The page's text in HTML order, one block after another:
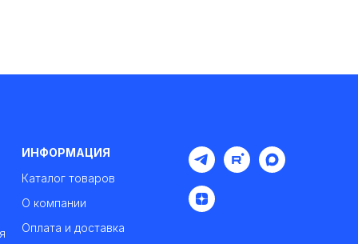
ИНФОРМАЦИЯ
Каталог товаров
О компании
Оплата и доставка